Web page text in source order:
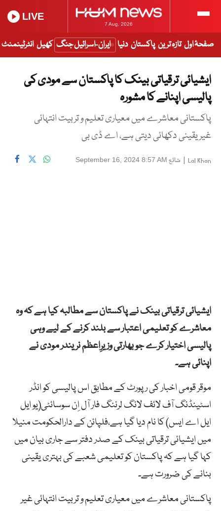
7 Aug, 2026
LIVE
صفحۂ اول تازہ ترین پاکستان دنیا ایران-اسرائیل جنگ کھیل انٹرٹینمنٹ
ایشیائی ترقیاتی بینک کا پاکستان سے مودی کی
پالیسی اپنانے کا مشورہ
پاکستانی معاشرے میں معیاری تعلیم و تربیت انتہائی
غیر یقینی دکھائی دیتی ہے، اے ڈی بی
Lal Khan
| شائع September 16, 2024 8:57 AM
ایشیائی ترقیاتی بینک نے پاکستان سے مطالبہ کیا ہے کہ وہ
معاشرے کو تعلیمی اعتبار سے بلند کرنے کے لیے وہی
پالیسی اختیار کرے جو بھارتی وزیرِاعظم نریندر مودی نے
اپنائی ہے۔
موقر قومی اخبار کی رپورٹ کے مطابق اس پالیسی کو انڈر
اسٹینڈنگ آف لائف لانگ لرننگ فار آل اِن سوسائٹی(یو ایل
ایل اے ایس) کا نام دیا گیا ہے،فلپائن کے دارالحکومت منیلا
میں ایشیائی ترقیاتی بینک کے صدر دفتر سے جاری بیان میں
کہا گیا ہے کہ پاکستان کو تعلیمی شعبے کی بہتری یقینی
بنانے کی ضرورت ہے۔
پاکستانی معاشرے میں معیاری تعلیم و تربیت انتہائی غیر